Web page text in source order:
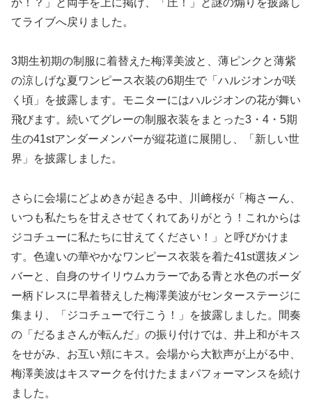
てライブへ戻りました。
3期生初期の制服に着替えた梅澤美波と、薄ピンクと薄紫
の涼しげな夏ワンピース衣装の6期生で「ハルジオンが咲
く頃」を披露します。モニターにはハルジオンの花が舞い
飛びます。続いてグレーの制服衣装をまとった3・4・5期
生の41stアンダーメンバーが縦花道に展開し、「新しい世
界」を披露しました。
さらに会場にどよめきが起きる中、川﨑桜が「梅さーん、
いつも私たちを甘えさせてくれてありがとう！これからは
ジコチューに私たちに甘えてください！」と呼びかけま
す。色違いの華やかなワンピース衣装を着た41st選抜メン
バーと、自身のサイリウムカラーである青と水色のボーダ
ー柄ドレスに早着替えした梅澤美波がセンターステージに
集まり、「ジコチューで行こう！」を披露しました。間奏
の「だるまさんが転んだ」の振り付けでは、井上和がキス
をせがみ、お互い頬にキス。会場から大歓声が上がる中、
梅澤美波はキスマークを付けたままパフォーマンスを続け
ました。